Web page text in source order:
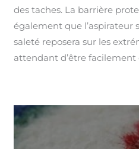
des taches. La barrière
également que l’aspirateur
saleté reposera sur les
attendant d’être facilement